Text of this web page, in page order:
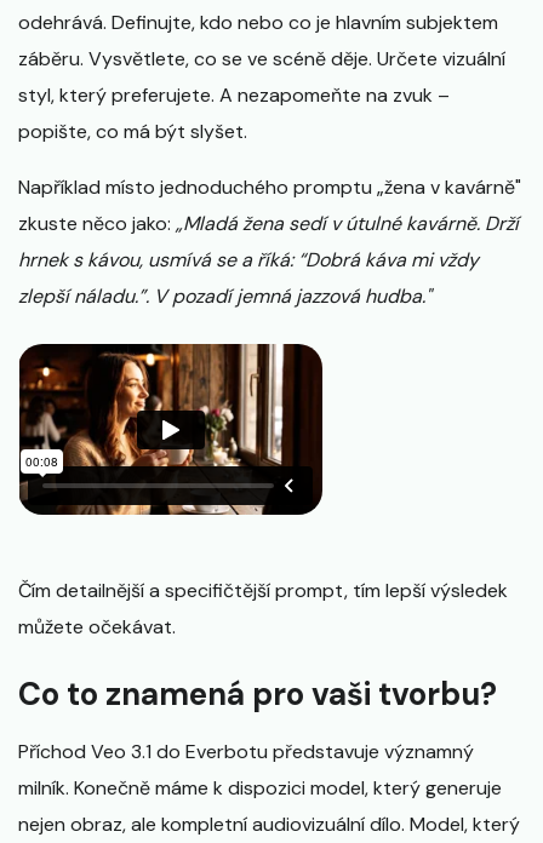
odehrává. Definujte, kdo nebo co je hlavním subjektem
záběru. Vysvětlete, co se ve scéně děje. Určete vizuální
styl, který preferujete. A nezapomeňte na zvuk –
popište, co má být slyšet.
Například místo jednoduchého promptu „žena v kavárně"
zkuste něco jako: „Mladá žena sedí v útulné kavárně. Drží
hrnek s kávou, usmívá se a říká: “Dobrá káva mi vždy
zlepší náladu.”. V pozadí jemná jazzová hudba."
Čím detailnější a specifičtější prompt, tím lepší výsledek
můžete očekávat.
Co to znamená pro vaši tvorbu?
Příchod Veo 3.1 do Everbotu představuje významný
milník. Konečně máme k dispozici model, který generuje
nejen obraz, ale kompletní audiovizuální dílo. Model, který